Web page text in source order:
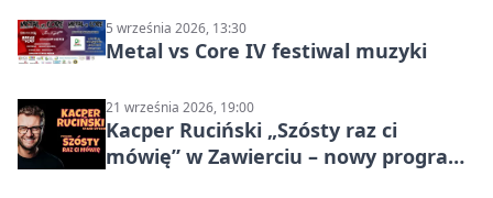
5 września 2026, 13:30
Metal vs Core IV festiwal muzyki
21 września 2026, 19:00
Kacper Ruciński „Szósty raz ci
mówię” w Zawierciu – nowy program